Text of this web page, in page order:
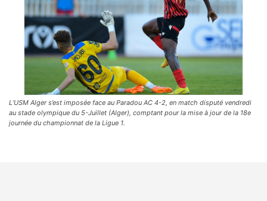
L’USM Alger s’est imposée face au Paradou AC 4-2, en match disputé vendredi
au stade olympique du 5-Juillet (Alger), comptant pour la mise à jour de la 18e
journée du championnat de la Ligue 1.